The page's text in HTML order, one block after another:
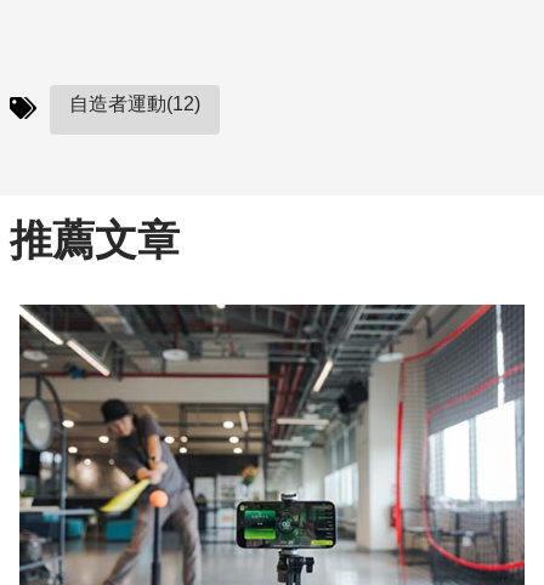
自造者運動(12)
推薦文章